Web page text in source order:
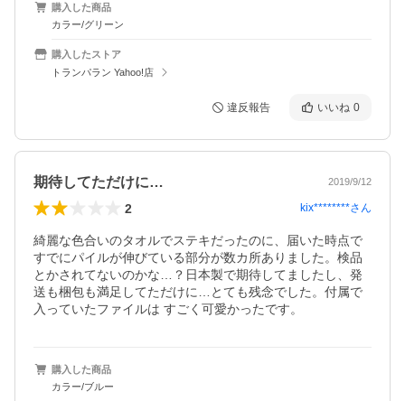
購入した商品
カラー/グリーン
購入したストア
トランパラン Yahoo!店
違反報告 いいね 0
期待してただけに… 2019/9/12
2 kix********さん
綺麗な色合いのタオルでステキだったのに、届いた時点で
すでにパイルが伸びている部分が数カ所ありました。検品
とかされてないのかな…？日本製で期待してましたし、発
送も梱包も満足してただけに…とても残念でした。付属で
入っていたファイルは すごく可愛かったです。
購入した商品
カラー/ブルー